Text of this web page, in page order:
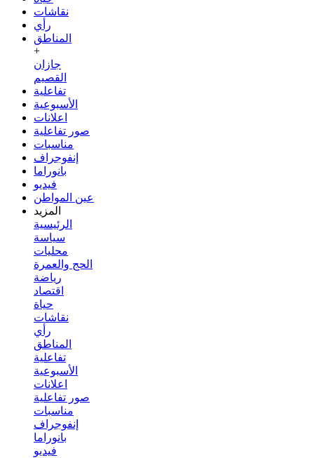
نقاشات
رأي
المناطق
+
جازان
القصيم
تفاعلية
الأسبوعية
اعلانات
صور تفاعلية
مناسبات
إنفوجراف
بانوراما
فيديو
عين المواطن
المزيد
الرئيسية
سياسة
محليات
الحج والعمرة
رياضة
اقتصاد
حياة
نقاشات
رأي
المناطق
تفاعلية
الأسبوعية
اعلانات
صور تفاعلية
مناسبات
إنفوجراف
بانوراما
فيديو